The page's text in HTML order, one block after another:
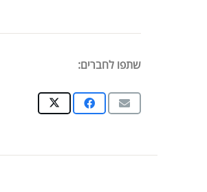
שתפו לחברים: